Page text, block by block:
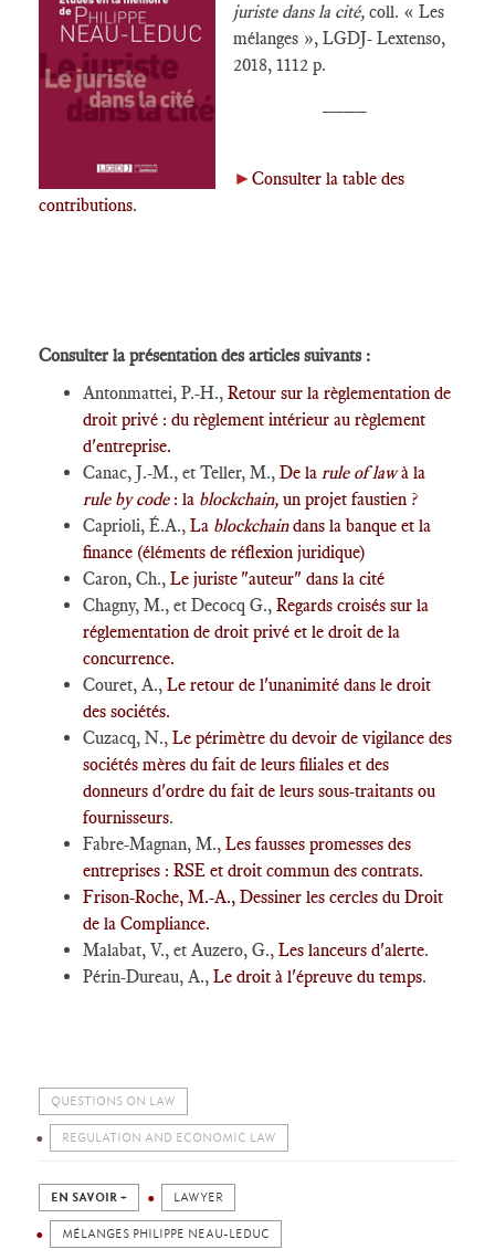
juriste dans la cité, coll. « Les
mélanges », LGDJ- Lextenso,
2018, 1112 p.
► Consulter la table des
contributions.
Consulter la présentation des articles suivants :
Antonmattei, P.-H., Retour sur la règlementation de
droit privé : du règlement intérieur au règlement
d'entreprise.
Canac, J.-M., et Teller, M., De la rule of lawà la
rule by code: la blockchain, un projet faustien ?
Caprioli, É.A., La blockchaindans la banque et la
finance (éléments de réflexion juridique)
Caron, Ch., Le juriste "auteur" dans la cité
Chagny, M., et Decocq G., Regards croisés sur la
réglementation de droit privé et le droit de la
concurrence.
Couret, A., Le retour de l'unanimité dans le droit
des sociétés.
Cuzacq, N., Le périmètre du devoir de vigilance des
sociétés mères du fait de leurs filiales et des
donneurs d'ordre du fait de leurs sous-traitants ou
fournisseurs.
Fabre-Magnan, M., Les fausses promesses des
entreprises : RSE et droit commun des contrats.
Frison-Roche, M.-A., Dessiner les cercles du Droit
de la Compliance.
Malabat, V., et Auzero, G., Les lanceurs d'alerte.
Périn-Dureau, A., Le droit à l'épreuve du temps.
QUESTIONS ON LAW
REGULATION AND ECONOMIC LAW
EN SAVOIR + LAWYER
MÉLANGES PHILIPPE NEAU-LEDUC